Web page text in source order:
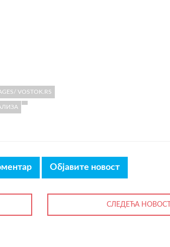
VOSTOK.RS
Објавите новост
СЛЕДЕЋА НОВОСТ